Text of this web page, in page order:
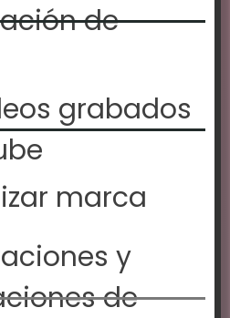
de
grabados
marca
y
de